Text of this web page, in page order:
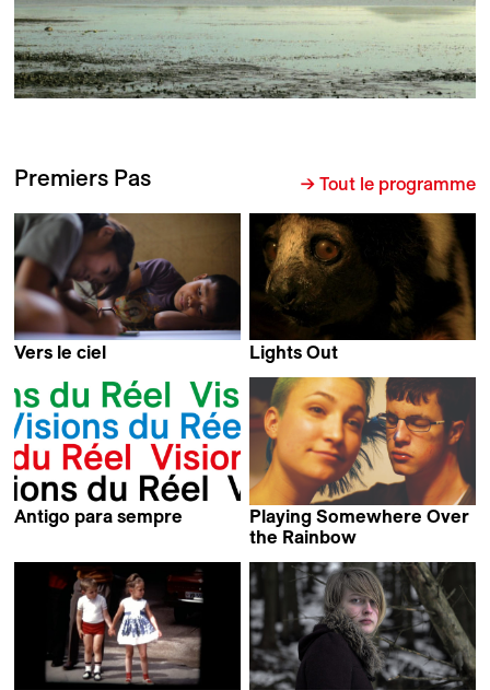
Premiers Pas → Tout le programme
Vers le ciel
Lights Out
Antigo para sempre
Playing Somewhere Over
the Rainbow
M. Candela